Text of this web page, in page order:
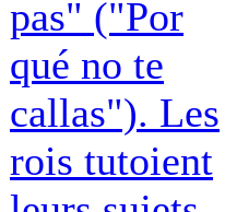
pas" ("Por
qué no te
callas"). Les
rois tutoient